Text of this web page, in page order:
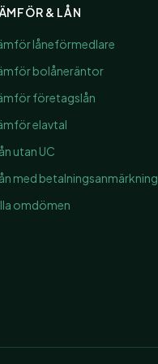
& LÅN
låneförmedlare
bolåneräntor
företagslån
elavtal
utan UC
med betalningsanmärkning
omdömen